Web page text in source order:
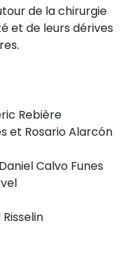
de la chirurgie
et de leurs dérives
Rebière
et Rosario Alarcón
Calvo Funes